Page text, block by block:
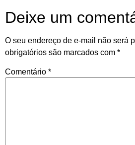
Deixe um
O seu endereço de e-mail não será
obrigatórios são marcados com *
Comentário *